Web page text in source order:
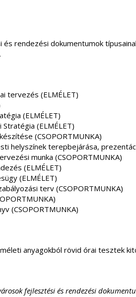
és rendezési dokumentumok
tervezés (ELMÉLET)
(ELMÉLET)
(ELMÉLET)
(CSOPORTMUNKA)
helyszínek terepbejárása,
munka (CSOPORTMUNKA)
(ELMÉLET)
(ELMÉLET)
terv (CSOPORTMUNKA)
(CSOPORTMUNKA)
anyagokból rövid órai tesztek
fejlesztési és rendezési